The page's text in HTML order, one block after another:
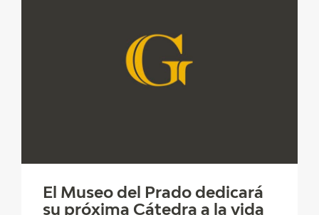
El Museo del Prado dedicará
su próxima Cátedra a la vida